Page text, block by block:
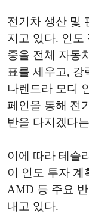
전기차 생산 및
지고 있다. 인도
중을 전체 자동
표를 세우고, 강
나렌드라 모디
페인을 통해 전
반을 다지겠다
이에 따라 테슬
이 인도 투자 계
AMD 등 주요
내고 있다.